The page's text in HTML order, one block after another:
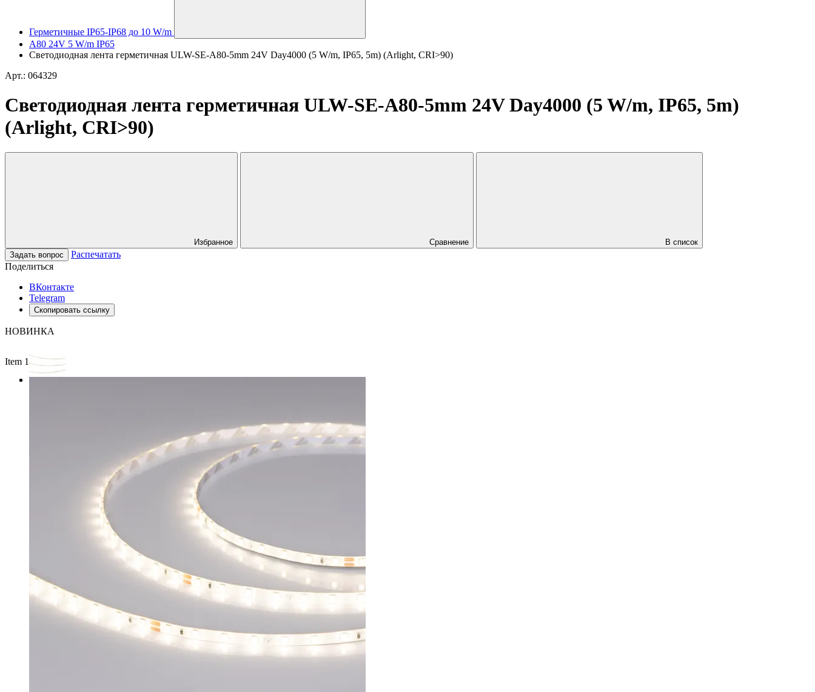
Герметичные IP65-IP68 до 10 W/m
A80 24V 5 W/m IP65
Светодиодная лента герметичная ULW-SE-A80-5mm 24V Day4000 (5 W/m, IP65, 5m) (Arlight, CRI>90)
Арт.: 064329
Светодиодная лента герметичная ULW-SE-A80-5mm 24V Day4000 (5 W/m, IP65, 5m)
(Arlight, CRI>90)
Избранное Сравнение
В список
Задать вопрос
Распечатать
Поделиться
ВКонтакте
Telegram
Скопировать ссылку
НОВИНКА
Item 1 of 2